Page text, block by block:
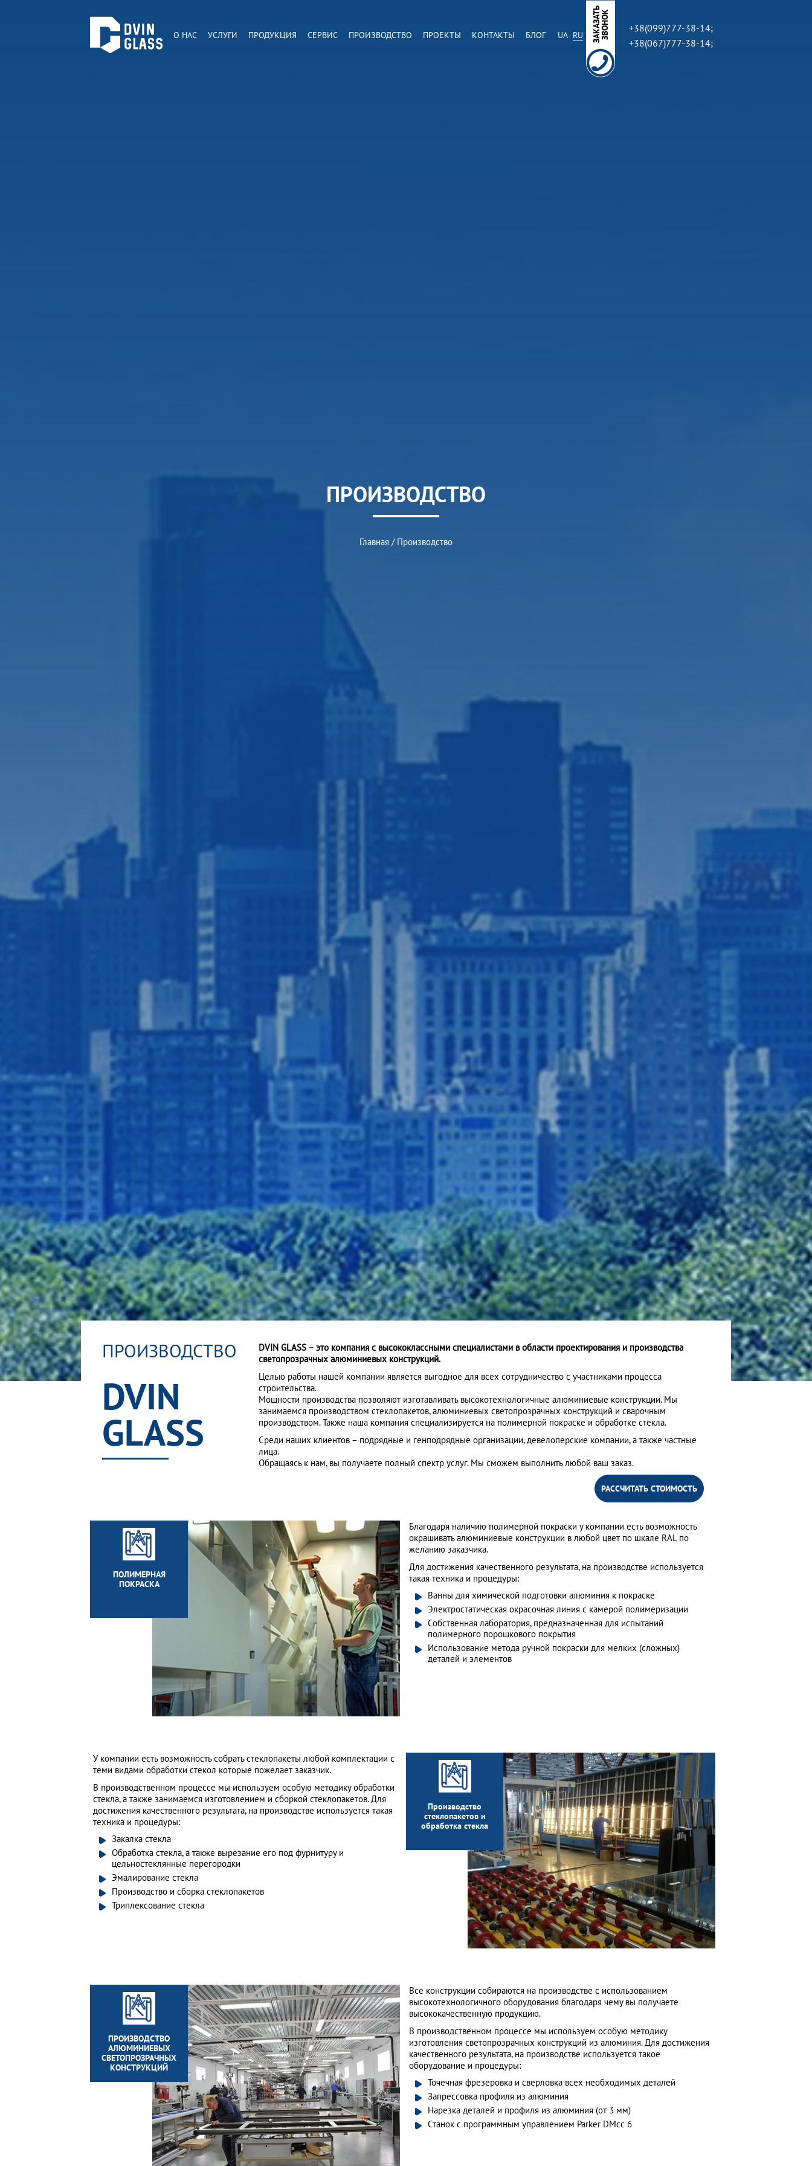
З
А
К
А
З
АТ
Ь
З
В
О
Н
ОК
+38(099)777-38-14;
+38(067)777-38-14;
О НАС УСЛУГИ ПРОДУКЦИЯ СЕРВИС ПРОИЗВОДСТВО ПРОЕКТЫ КОНТАКТЫ БЛОГ UA RU
ПРОИЗВОДСТВО
Главная / Производство
ПРОИЗВОДСТВО
DVIN
GLASS
DVIN GLASS – это компания с высококлассными специалистами в области проектирования и производства
светопрозрачных алюминиевых конструкций.
Целью работы нашей компании является выгодное для всех сотрудничество с участниками процесса
строительства.
Мощности производства позволяют изготавливать высокотехнологичные алюминиевые конструкции. Мы
занимаемся производством стеклопакетов, алюминиевых светопрозрачных конструкций и сварочным
производством. Также наша компания специализируется на полимерной покраске и обработке стекла.
Среди наших клиентов – подрядные и генподрядные организации, девелоперские компании, а также частные
лица.
Обращаясь к нам, вы получаете полный спектр услуг. Мы сможем выполнить любой ваш заказ.
РАССЧИТАТЬ СТОИМОСТЬ
ПОЛИМЕРНАЯ
ПОКРАСКА
Благодаря наличию полимерной покраски у компании есть возможность
окрашивать алюминиевые конструкции в любой цвет по шкале RAL по
желанию заказчика.
Для достижения качественного результата, на производстве используется
такая техника и процедуры:
Ванны для химической подготовки алюминия к покраске
Электростатическая окрасочная линия с камерой полимеризации
Собственная лаборатория, предназначенная для испытаний
полимерного порошкового покрытия
Использование метода ручной покраски для мелких (сложных)
деталей и элементов
Производство
стеклопакетов и
обработка стекла
У компании есть возможность собрать стеклопакеты любой комплектации с
теми видами обработки стекол которые пожелает заказчик.
В производственном процессе мы используем особую методику обработки
стекла, а также занимаемся изготовлением и сборкой стеклопакетов. Для
достижения качественного результата, на производстве используется такая
техника и процедуры:
Закалка стекла
Обработка стекла, а также вырезание его под фурнитуру и
цельностеклянные перегородки
Эмалирование стекла
Производство и сборка стеклопакетов
Триплексование стекла
ПРОИЗВОДСТВО
АЛЮМИНИЕВЫХ
СВЕТОПРОЗРАЧНЫХ
КОНСТРУКЦИЙ
Все конструкции собираются на производстве с использованием
высокотехнологичного оборудования благодаря чему вы получаете
высококачественную продукцию.
В производственном процессе мы используем особую методику
изготовления светопрозрачных конструкций из алюминия. Для достижения
качественного результата, на производстве используется такое
оборудование и процедуры:
Точечная фрезеровка и сверловка всех необходимых деталей
Запрессовка профиля из алюминия
Нарезка деталей и профиля из алюминия (от 3 мм)
Станок с программным управлением Parker DMcc 6